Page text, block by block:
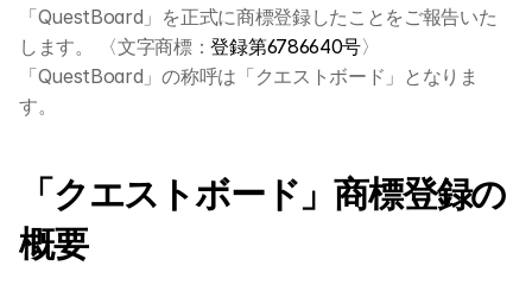
「QuestBoard」を正式に商標登録したことをご報告いた
します。 〈文字商標：登録第6786640号〉
「QuestBoard」の称呼は「クエストボード」となりま
す。
「クエストボード」商標登録の
概要